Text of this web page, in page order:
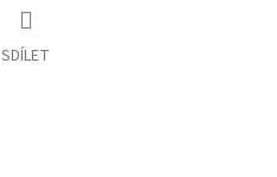
SDÍLET